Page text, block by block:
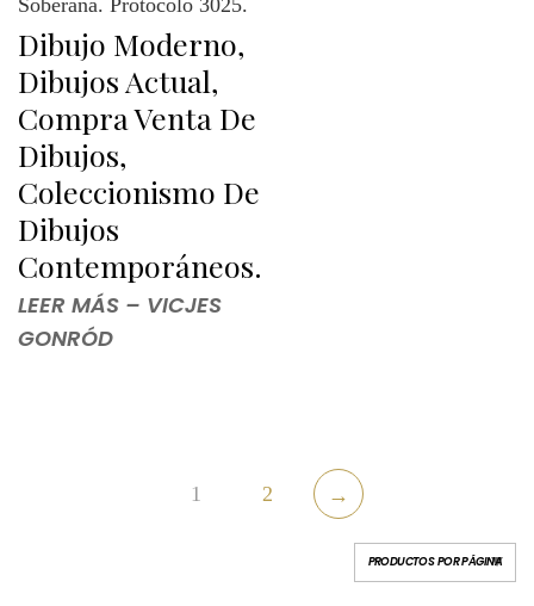
Dibujo Moderno,
Dibujos Actual,
Compra Venta De
Dibujos,
Coleccionismo De
Dibujos
Contemporáneos.
LEER MÁS – VICJES
GONRÓD
1 2 →